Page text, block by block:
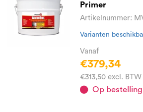
Primer
Artikelnummer:
Varianten
Vanaf
€379,34
€313,50 excl. BTW
Op bestelling